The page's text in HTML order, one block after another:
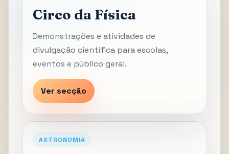
Circo da Física
Demonstrações e atividades de
divulgação científica para escolas,
eventos e público geral.
Ver secção
ASTRONOMIA